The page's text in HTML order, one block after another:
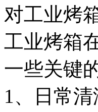
对工业烤
工业烤箱
一些关键
1、日常清